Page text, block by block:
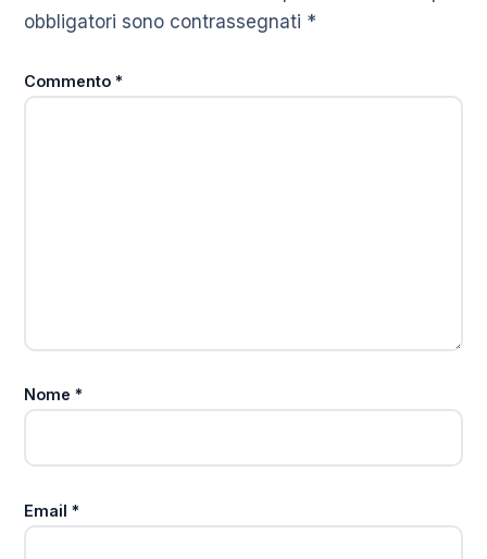
obbligatori sono contrassegnati *
Commento*
Nome*
Email*